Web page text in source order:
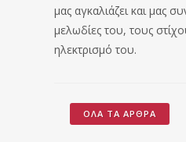
μας αγκαλιάζει και μας
μελωδίες του, τους
ηλεκτρισμό του.
ΌΛΑ ΤΑ ΆΡΘΡΑ